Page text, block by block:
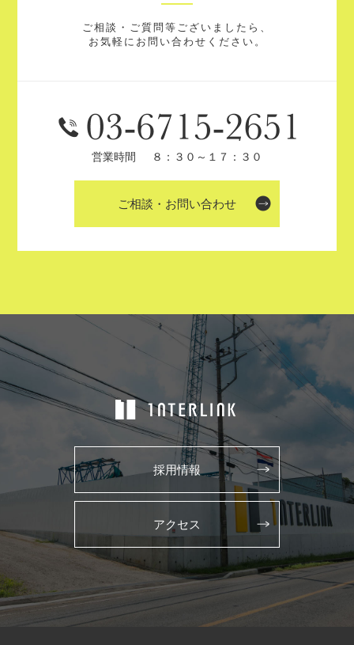
ご相談・ご質問等ございましたら、
お気軽にお問い合わせください。
営業時間 ８：３０～１７：３０
ご相談・お問い合わせ
採用情報
アクセス